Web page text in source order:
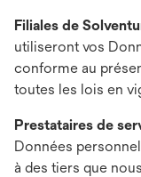
Filiales de
utiliseront vos
conforme au
toutes les lois en
Prestataires de
Données
à des tiers que